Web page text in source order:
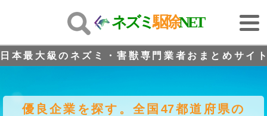
ネズミ駆除NET
日本最大級のネズミ・害獣専門業者おまとめサイト
優良企業を探す。全国47都道府県の